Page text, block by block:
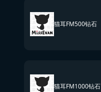
猫耳FM500钻石
猫耳FM1000钻石